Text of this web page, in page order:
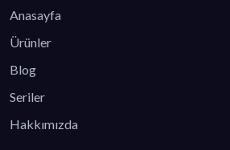
Anasayfa
Ürünler
Blog
Seriler
Hakkımızda